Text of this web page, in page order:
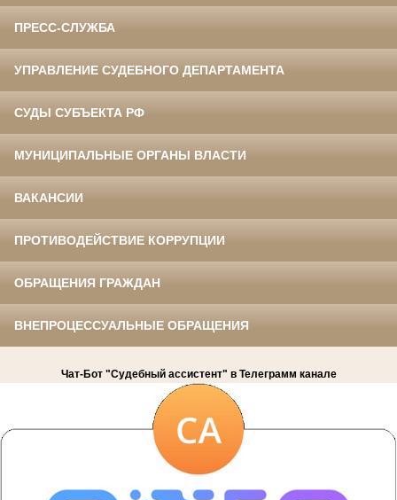
ПРЕСС-СЛУЖБА
УПРАВЛЕНИЕ СУДЕБНОГО ДЕПАРТАМЕНТА
СУДЫ СУБЪЕКТА РФ
МУНИЦИПАЛЬНЫЕ ОРГАНЫ ВЛАСТИ
ВАКАНСИИ
ПРОТИВОДЕЙСТВИЕ КОРРУПЦИИ
ОБРАЩЕНИЯ ГРАЖДАН
ВНЕПРОЦЕССУАЛЬНЫЕ ОБРАЩЕНИЯ
Чат-Бот "Судебный ассистент" в Телеграмм канале